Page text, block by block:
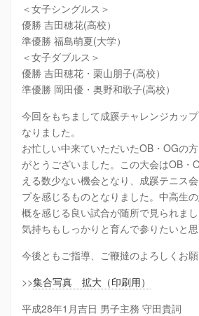
＜女子シングルス＞
優勝 吉田穂花(高校）
準優勝 福島萌夏(大学）
＜女子ダブルス＞
優勝 吉田穂花・栗山朋子(高校）
準優勝 岡田優・奥野和歌子(高校）
今回をもちまして成蹊チャレンジカッ
なりました。
お忙しい中来ていただいたOB・OGの
がとうございました。この大会はOB・
える数少ない機会となり、成蹊テニス
プを感じるものとなりました。中高生
概を感じる良い試合が随所で見られま
気持ちもしっかりと育んで参りたいと思
今後ともご指導、ご鞭撻のよろしくお願
>>集合写真 拡大（印刷用）
平成28年1月吉日 男子主務 守田貴詞